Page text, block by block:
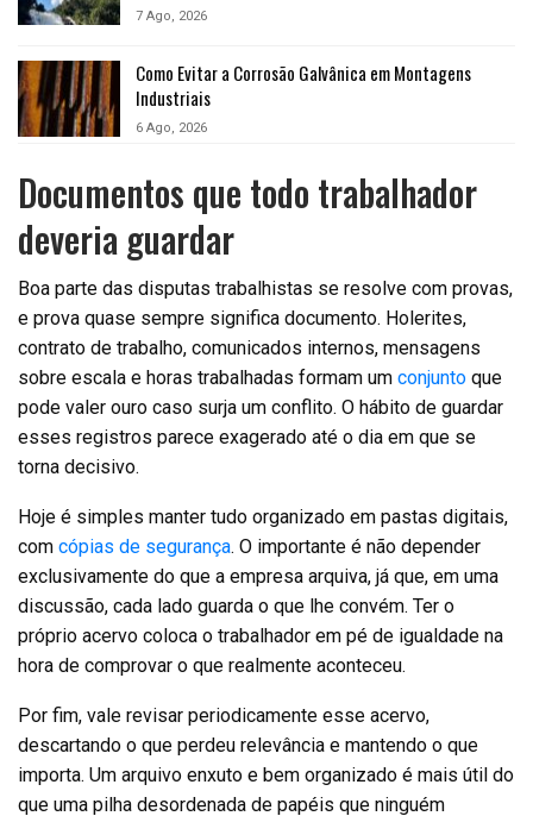
7 Ago, 2026
Como Evitar a Corrosão Galvânica em Montagens
Industriais
6 Ago, 2026
Documentos que todo trabalhador
deveria guardar
Boa parte das disputas trabalhistas se resolve com provas,
e prova quase sempre significa documento. Holerites,
contrato de trabalho, comunicados internos, mensagens
sobre escala e horas trabalhadas formam um conjunto que
pode valer ouro caso surja um conflito. O hábito de guardar
esses registros parece exagerado até o dia em que se
torna decisivo.
Hoje é simples manter tudo organizado em pastas digitais,
com cópias de segurança. O importante é não depender
exclusivamente do que a empresa arquiva, já que, em uma
discussão, cada lado guarda o que lhe convém. Ter o
próprio acervo coloca o trabalhador em pé de igualdade na
hora de comprovar o que realmente aconteceu.
Por fim, vale revisar periodicamente esse acervo,
descartando o que perdeu relevância e mantendo o que
importa. Um arquivo enxuto e bem organizado é mais útil do
que uma pilha desordenada de papéis que ninguém